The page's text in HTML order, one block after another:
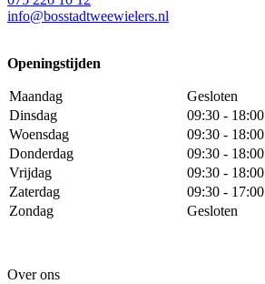
info@bosstadtweewielers.nl
Openingstijden
Maandag
Gesloten
Dinsdag
09:30 - 18:00
Woensdag
09:30 - 18:00
Donderdag
09:30 - 18:00
Vrijdag
09:30 - 18:00
Zaterdag
09:30 - 17:00
Zondag
Gesloten
Over ons